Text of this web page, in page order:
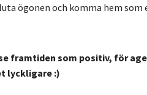
ögonen och komma hem som
som positiv, för
lyckligare :)